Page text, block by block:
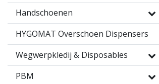
Handschoenen
HYGOMAT Overschoen Dispensers
Wegwerpkledij & Disposables
PBM